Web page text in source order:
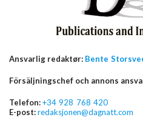
Ansvarlig redaktør: Bente
Försäljningschef och annons
Telefon:+34 928 768 420
E-post:redaksjonen@dagnatt.com